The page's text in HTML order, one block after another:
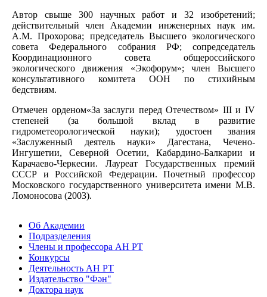
Автор свыше 300 научных работ и 32 изобретений;
действительный член Академии инженерных наук им.
А.М. Прохорова; председатель Высшего экологического
совета Федерального собрания РФ; сопредседатель
Координационного совета общероссийского
экологического движения «Экофорум»; член Высшего
консультативного комитета ООН по стихийным
бедствиям.
Отмечен орденом«За заслуги перед Отечеством» III и IV
степеней (за большой вклад в развитие
гидрометеорологической науки); удостоен звания
«Заслуженный деятель науки» Дагестана, Чечено-
Ингушетии, Северной Осетии, Кабардино-Балкарии и
Карачаево-Черкесии. Лауреат Государственных премий
СССР и Российской Федерации. Почетный профессор
Московского государственного университета имени М.В.
Ломоносова (2003).
Об Академии
Подразделения
Члены и профессора АН РТ
Конкурсы
Деятельность АН РТ
Издательство "Фән"
Доктора наук